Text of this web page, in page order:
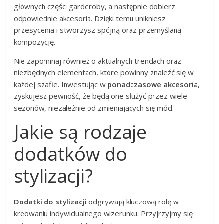
głównych części garderoby, a następnie dobierz
odpowiednie akcesoria. Dzięki temu unikniesz
przesycenia i stworzysz spójną oraz przemyślaną
kompozycję.
Nie zapominaj również o aktualnych trendach oraz
niezbędnych elementach, które powinny znaleźć się w
każdej szafie. Inwestując w ponadczasowe akcesoria,
zyskujesz pewność, że będą one służyć przez wiele
sezonów, niezależnie od zmieniających się mód.
Jakie są rodzaje
dodatków do
stylizacji?
Dodatki do stylizacji odgrywają kluczową rolę w
kreowaniu indywidualnego wizerunku. Przyjrzyjmy się